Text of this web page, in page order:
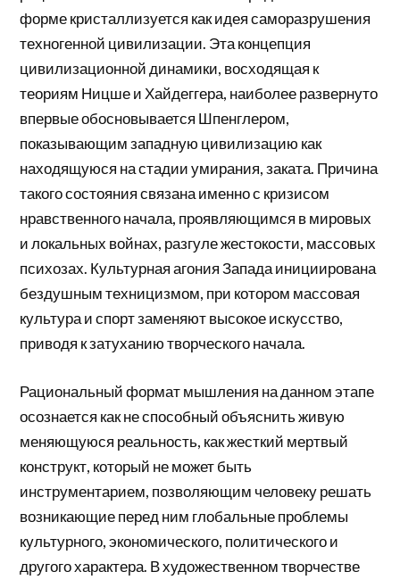
форме кристаллизуется как идея саморазрушения
техногенной цивилизации. Эта концепция
цивилизационной динамики, восходящая к
теориям Ницше и Хайдеггера, наиболее развернуто
впервые обосновывается Шпенглером,
показывающим западную цивилизацию как
находящуюся на стадии умирания, заката. Причина
такого состояния связана именно с кризисом
нравственного начала, проявляющимся в мировых
и локальных войнах, разгуле жестокости, массовых
психозах. Культурная агония Запада инициирована
бездушным техницизмом, при котором массовая
культура и спорт заменяют высокое искусство,
приводя к затуханию творческого начала.
Рациональный формат мышления на данном этапе
осознается как не способный объяснить живую
меняющуюся реальность, как жесткий мертвый
конструкт, который не может быть
инструментарием, позволяющим человеку решать
возникающие перед ним глобальные проблемы
культурного, экономического, политического и
другого характера. В художественном творчестве